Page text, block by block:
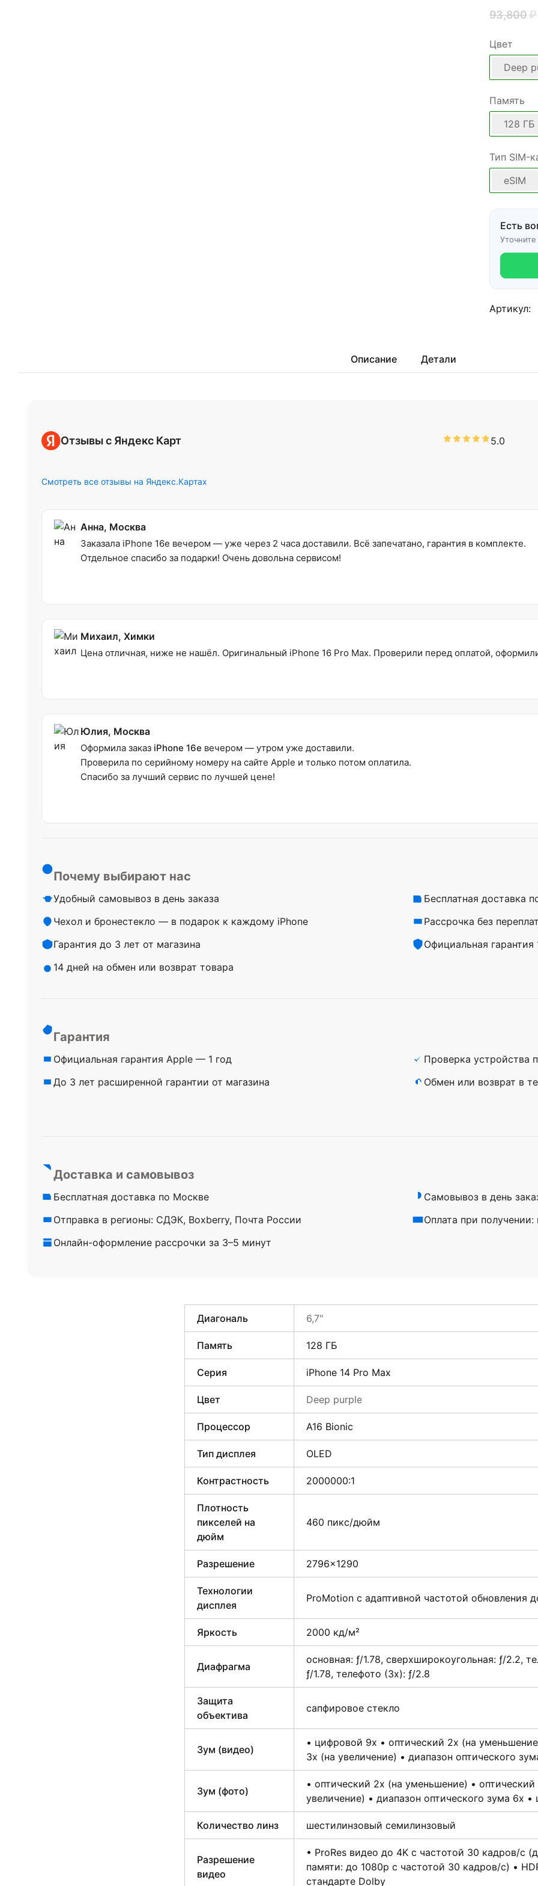
93,800₽
Цвет
Deep
Память
128 ГБ
Тип SIM-
eSIM
Есть
Артикул:
Описание Детали
Отзывы с Яндекс Карт 5.0
Смотреть все отзывы на Яндекс.Картах
Анна, Москва
Заказала iPhone 16e вечером — уже через 2 часа доставили. Всё запечатано, гарантия в комплекте.
Отдельное спасибо за подарки! Очень довольна сервисом!
Михаил, Химки
Цена отличная, ниже не нашёл. Оригинальный iPhone 16 Pro Max. Проверили перед оплатой,
Юлия, Москва
Оформила заказ iPhone 16e вечером — утром уже доставили.
Проверила по серийному номеру на сайте Apple и только потом оплатила.
Спасибо за лучший сервис по лучшей цене!
Почему выбирают нас
Удобный самовывоз в день заказа
Бесплатная доставка
Чехол и бронестекло — в подарок к каждому iPhone
Рассрочка без
Гарантия до 3 лет от магазина
Официальная гарантия
14 дней на обмен или возврат товара
Гарантия
Официальная гарантия Apple — 1 год
Проверка устройства
До 3 лет расширенной гарантии от магазина
Обмен или возврат в
Доставка и самовывоз
Бесплатная доставка по Москве
Самовывоз в день
Отправка в регионы: СДЭК, Boxberry, Почта России
Оплата при
Онлайн-оформление рассрочки за 3–5 минут
Диагональ 6,7"
Память 128 ГБ
Серия iPhone 14 Pro Max
Цвет Deep purple
Процессор A16 Bionic
Тип дисплея OLED
Контрастность 2000000:1
Плотность
пикселей на
дюйм
460 пикс/дюйм
Разрешение 2796×1290
Технологии
дисплея
ProMotion с адаптивной частотой обновления
Яркость 2000 кд/м²
Диафрагма
основная: ƒ/1.78, сверхшироко­угольная: ƒ/2.2,
ƒ/1.78, телефото (3x): ƒ/2.8
Защита
объектива
сапфировое стекло
Зум (видео)
• цифровой 9х • оптический 2x (на
3x (на увеличение) • диапазон оптического
Зум (фото)
• оптический 2x (на уменьшение) •
увеличение) • диапазон оптического зума 6x
Количество линз шестилинзовый семилинзовый
Разрешение
видео
• ProRes видео до 4K с частотой 30 кадров/с
памяти: до 1080p с частотой 30 кадров/с) •
стандарте Dolby